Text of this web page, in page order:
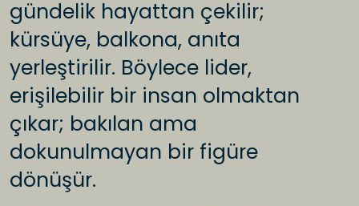
gündelik hayattan çekilir;
kürsüye, balkona, anıta
yerleştirilir. Böylece lider,
erişilebilir bir insan olmaktan
çıkar; bakılan ama
dokunulmayan bir figüre
dönüşür.